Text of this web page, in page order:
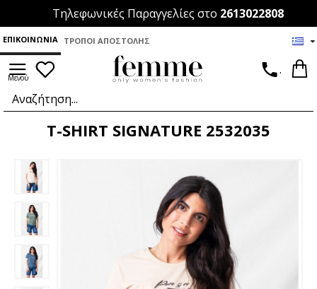
Τηλεφωνικές Παραγγελίες στο 2613022808
ΕΠΙΚΟΙΝΩΝΊΑ ΤΡΌΠΟΙ ΑΠΟΣΤΟΛΉΣ
.
T-SHIRT SIGNATURE 2532035